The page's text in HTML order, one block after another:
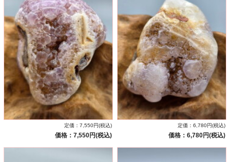
定価：7,550円(税込)
価格：7,550円(税込)
定価：6,780円(税込)
価格：6,780円(税込)